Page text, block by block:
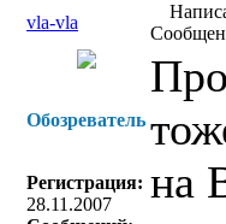
vla-vla
Обозреватель
Регистрация:
28.11.2007
на